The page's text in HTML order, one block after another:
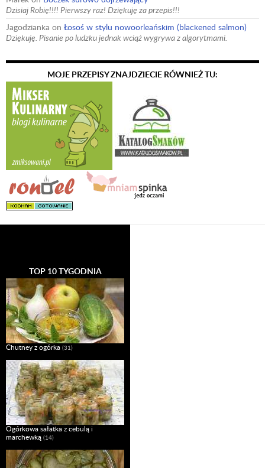
Dzisiaj Robię!!!! Pierwszy raz! Dziękuję za przepis!!!
Jagodzianka on Łosoś w stylu nowoorleańskim (blackened salmon)
Dziękuję. Pisanie po ludzku jednak wciąż wygrywa z algorytmami.
MOJE PRZEPISY ZNAJDZIECIE RÓWNIEŻ TU:
TOP 10 TYGODNIA
Chutney z ogórka (31)
Ogórkowa sałatka z cebulą i
marchewką (14)